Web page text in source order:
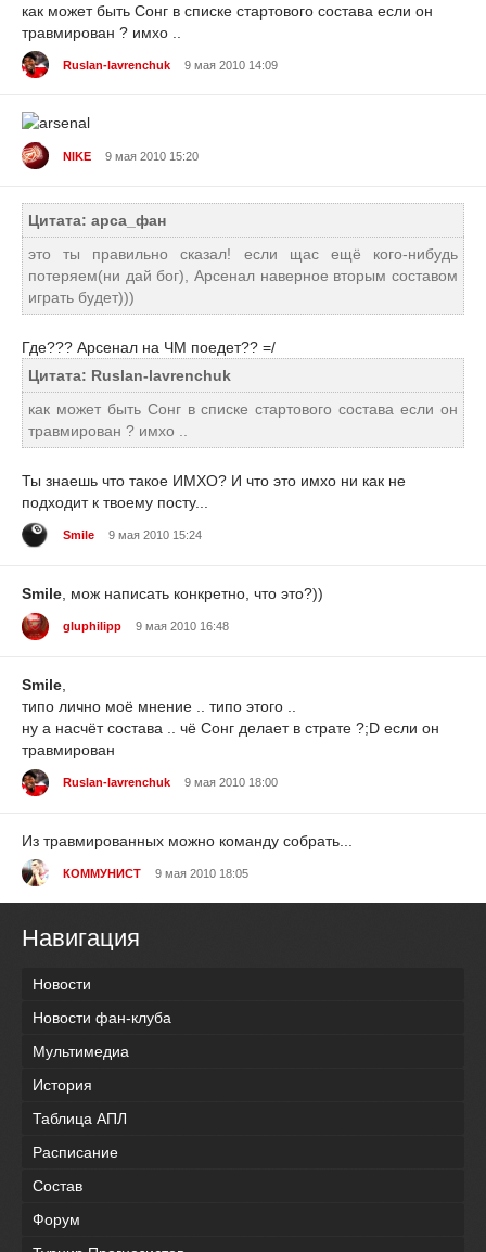
как может быть Сонг в списке стартового состава если он
травмирован ? имхо ..
Ruslan-lavrenchuk 9 мая 2010 14:09
NIKE 9 мая 2010 15:20
Цитата: арса_фан
это ты правильно сказал! если щас ещё кого-нибудь
потеряем(ни дай бог), Арсенал наверное вторым составом
играть будет)))
Где??? Арсенал на ЧМ поедет?? =/
Цитата: Ruslan-lavrenchuk
как может быть Сонг в списке стартового состава если он
травмирован ? имхо ..
Ты знаешь что такое ИМХО? И что это имхо ни как не
подходит к твоему посту...
Smile 9 мая 2010 15:24
Smile , мож написать конкретно, что это?))
gluphilipp 9 мая 2010 16:48
Smile
типо лично моё мнение .. типо этого ..
ну а насчёт состава .. чё Сонг делает в страте ?;D если он
травмирован
Ruslan-lavrenchuk 9 мая 2010 18:00
Из травмированных можно команду собрать...
КОММУНИСТ 9 мая 2010 18:05
Навигация
Новости
Новости фан-клуба
Мультимедиа
История
Таблица АПЛ
Расписание
Состав
Форум